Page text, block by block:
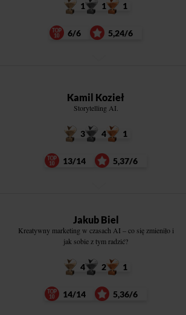
1 1 1
6/6 5,24/6
Kamil Kozieł
Storytelling AI.
3 4 1
13/14 5,37/6
Jakub Biel
Kreatywny marketing w czasach AI – co się zmieniło i
jak sobie z tym radzić?
4 2 1
14/14 5,36/6